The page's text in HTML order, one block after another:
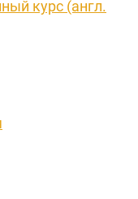
курс (англ.